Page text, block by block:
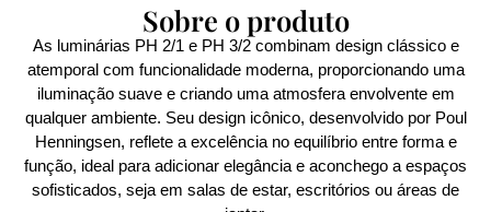
Sobre o produto
As luminárias PH 2/1 e PH 3/2 combinam design clássico e
atemporal com funcionalidade moderna, proporcionando uma
iluminação suave e criando uma atmosfera envolvente em
qualquer ambiente. Seu design icônico, desenvolvido por Poul
Henningsen, reflete a excelência no equilíbrio entre forma e
função, ideal para adicionar elegância e aconchego a espaços
sofisticados, seja em salas de estar, escritórios ou áreas de